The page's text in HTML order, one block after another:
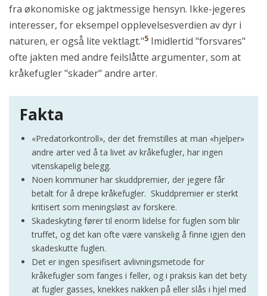
fra økonomiske og jaktmessige hensyn. Ikke-jegeres
interesser, for eksempel opplevelsesverdien av dyr i
naturen, er også̊ lite vektlagt."5 Imidlertid "forsvares"
ofte jakten med andre feilslåtte argumenter, som at
kråkefugler "skader" andre arter.
Fakta
«Predatorkontroll», der det fremstilles at man «hjelper»
andre arter ved å ta livet av kråkefugler, har ingen
vitenskapelig belegg.
Noen kommuner har skuddpremier, der jegere får
betalt for å drepe kråkefugler. Skuddpremier er sterkt
kritisert som meningsløst av forskere.
Skadeskyting fører til enorm lidelse for fuglen som blir
truffet, og det kan ofte være vanskelig å finne igjen den
skadeskutte fuglen.
Det er ingen spesifisert avlivningsmetode for
kråkefugler som fanges i feller, og i praksis kan det bety
at fugler gasses, knekkes nakken på eller slås i hjel med